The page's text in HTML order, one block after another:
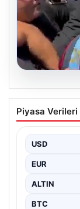
05.08.2026
Başarı
önemli bir
hücum…
Piyasa Verileri
USD
EUR
ALTIN
BTC